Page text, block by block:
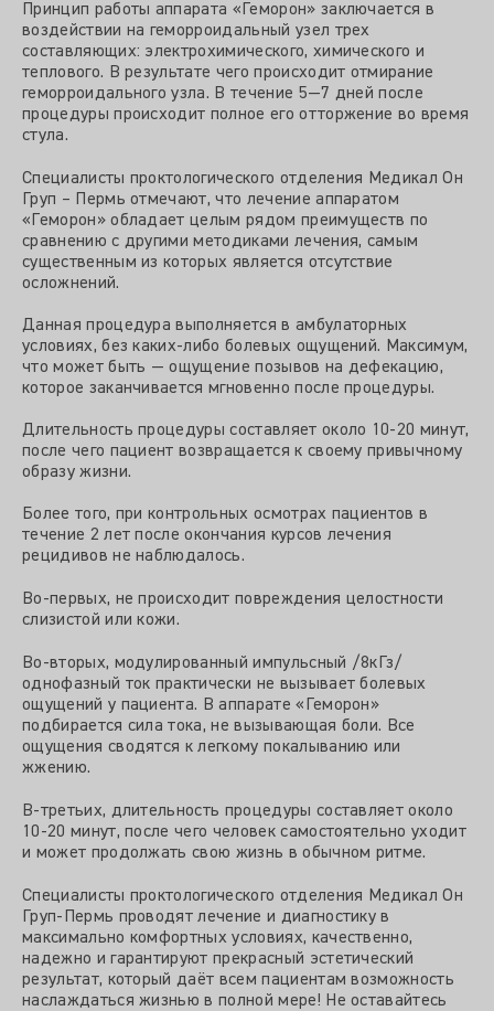
Принцип работы аппарата «Геморон» заключается в
воздействии на геморроидальный узел трех
составляющих: электрохимического, химического и
теплового. В результате чего происходит отмирание
геморроидального узла. В течение 5—7 дней после
процедуры происходит полное его отторжение во время
стула.
Специалисты проктологического отделения Медикал Он
Груп – Пермь отмечают, что лечение аппаратом
«Геморон» обладает целым рядом преимуществ по
сравнению с другими методиками лечения, самым
существенным из которых является отсутствие
осложнений.
Данная процедура выполняется в амбулаторных
условиях, без каких-либо болевых ощущений. Максимум,
что может быть — ощущение позывов на дефекацию,
которое заканчивается мгновенно после процедуры.
Длительность процедуры составляет около 10-20 минут,
после чего пациент возвращается к своему привычному
образу жизни.
Более того, при контрольных осмотрах пациентов в
течение 2 лет после окончания курсов лечения
рецидивов не наблюдалось.
Во-первых, не происходит повреждения целостности
слизистой или кожи.
Во-вторых, модулированный импульсный /8кГз/
однофазный ток практически не вызывает болевых
ощущений у пациента. В аппарате «Геморон»
подбирается сила тока, не вызывающая боли. Все
ощущения сводятся к легкому покалыванию или
жжению.
В-третьих, длительность процедуры составляет около
10-20 минут, после чего человек самостоятельно уходит
и может продолжать свою жизнь в обычном ритме.
Специалисты проктологического отделения Медикал Он
Груп-Пермь проводят лечение и диагностику в
максимально комфортных условиях, качественно,
надежно и гарантируют прекрасный эстетический
результат, который даёт всем пациентам возможность
наслаждаться жизнью в полной мере! Не оставайтесь